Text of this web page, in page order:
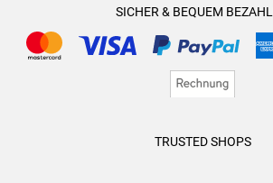
SICHER & BEQUEM
TRUSTED SHOPS